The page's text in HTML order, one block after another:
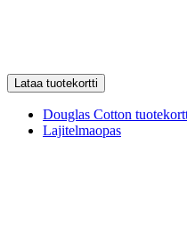
Lataa tuotekortti
Douglas Cotton
Lajitelmaopas